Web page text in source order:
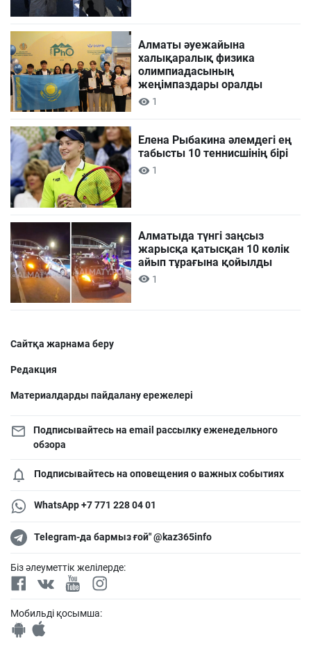
Алматы әуежайына
халықаралық физика
олимпиадасының
жеңімпаздары оралды
1
Елена Рыбакина әлемдегі ең
табысты 10 теннисшінің бірі
1
Алматыда түнгі заңсыз
жарысқа қатысқан 10 көлік
айып тұрағына қойылды
1
Сайтқа жарнама беру
Редакция
Материалдарды пайдалану ережелері
Подписывайтесь на email рассылку еженедельного
обзора
Подписывайтесь на оповещения о важных событиях
WhatsApp +7 771 228 04 01
Telegram-да бармыз ғой" @kaz365info
Біз әлеуметтік желілерде:
Мобильді қосымша: